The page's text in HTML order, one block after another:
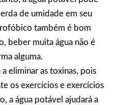
de umidade em seu
também é bom
beber muita água não é
alguma.
eliminar as toxinas, pois
os exercícios e exercícios
a água potável ajudará a